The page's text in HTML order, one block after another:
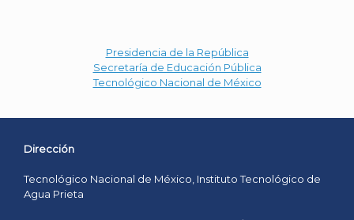
Presidencia de la República
Secretaría de Educación Pública
Tecnológico Nacional de México
Dirección
Tecnológico Nacional de México, Instituto Tecnológico de
Agua Prieta